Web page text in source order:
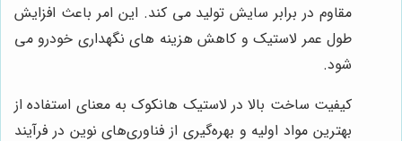
مقاوم در برابر سایش تولید می کند. این امر باعث افزایش
طول عمر لاستیک و کاهش هزینه های نگهداری خودرو می
شود.
کیفیت ساخت بالا در لاستیک هانکوک به معنای استفاده از
بهترین مواد اولیه و بهره‌گیری از فناوری‌های نوین در فرآیند